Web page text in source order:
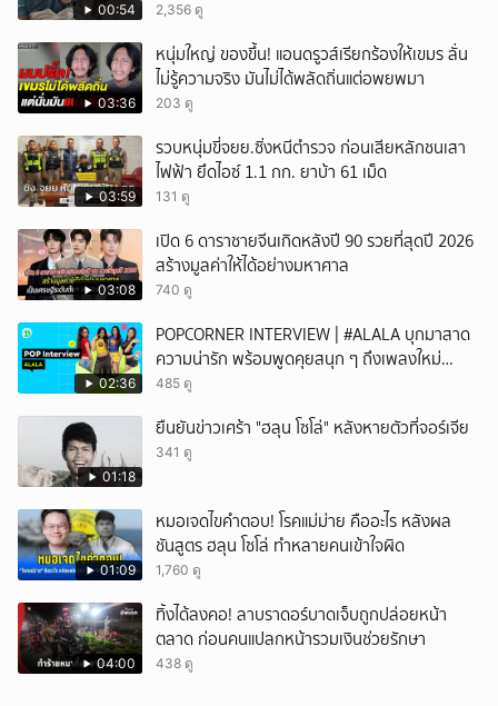
00:54 2,356 ดู
03:36
หนุ่มใหญ่ ของขึ้น! แอนดรูวส์เรียกร้องให้เขมร ลั่น
ไม่รู้ความจริง มันไม่ได้พลัดถิ่นแต่อพยพมา
203 ดู
03:59
รวบหนุ่มขี่จยย.ซิ่งหนีตำรวจ ก่อนเสียหลักชนเสา
ไฟฟ้า ยึดไอซ์ 1.1 กก. ยาบ้า 61 เม็ด
131 ดู
03:08
เปิด 6 ดาราชายจีนเกิดหลังปี 90 รวยที่สุดปี 2026
สร้างมูลค่าให้ได้อย่างมหาศาล
740 ดู
02:36
POPCORNER INTERVIEW | #ALALA บุกมาสาด
ความน่ารัก พร้อมพูดคุยสนุก ๆ ถึงเพลงใหม่
'ON&OFF'
485 ดู
01:18
ยืนยันข่าวเศร้า "ฮลุน โซโล่" หลังหายตัวที่จอร์เจีย
341 ดู
01:09
หมอเจดไขคำตอบ! โรคแม่ม่าย คืออะไร หลังผล
ชันสูตร ฮลุน โซโล่ ทำหลายคนเข้าใจผิด
1,760 ดู
04:00
ทิ้งได้ลงคอ! ลาบราดอร์บาดเจ็บถูกปล่อยหน้า
ตลาด ก่อนคนแปลกหน้ารวมเงินช่วยรักษา
438 ดู